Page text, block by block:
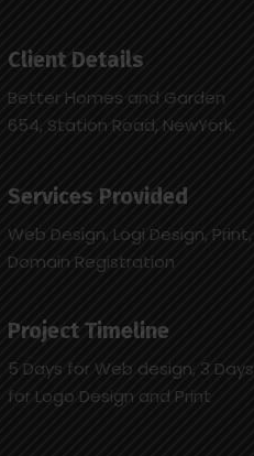
Client Details
Better Homes and Garden
654, Station Road, NewYork.
Services Provided
Web Design, Logi Design, Print,
Domain Registration
Project Timeline
5 Days for Web design, 3 Days
for Logo Design and Print